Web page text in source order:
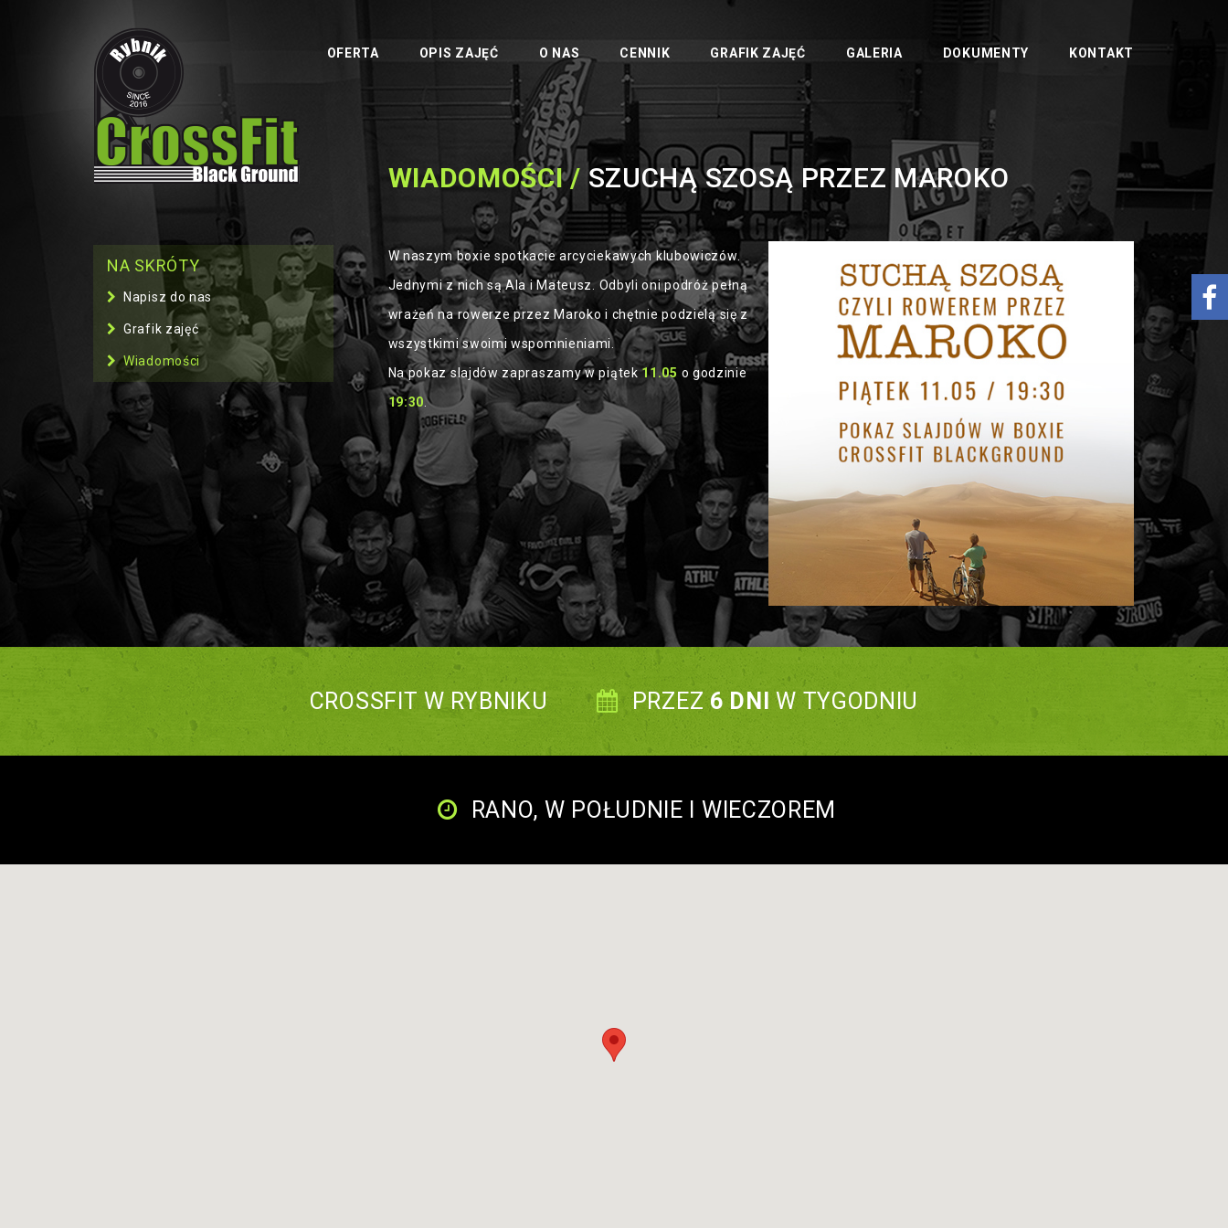
OFERTA OPIS ZAJĘĆ O NAS CENNIK GRAFIK ZAJĘĆ GALERIA DOKUMENTY KONTAKT
NA SKRÓTY
Napisz do nas
Grafik zajęć
Wiadomości
WIADOMOŚCI / SZUCHĄ SZOSĄ PRZEZ MAROKO
W naszym boxie spotkacie arcyciekawych klubowiczów.
Jednymi z nich są Ala i Mateusz. Odbyli oni podróż pełną
wrażeń na rowerze przez Maroko i chętnie podzielą się z
wszystkimi swoimi wspomnieniami.
Na pokaz slajdów zapraszamy w piątek11.05 o godzinie
19:30 .
CROSSFIT W RYBNIKU PRZEZ6 DNI W TYGODNIU
RANO, W POŁUDNIE I WIECZOREM